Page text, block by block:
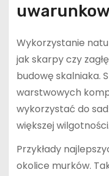
Wykorzystanie
jak skarpy czy
budowę skalniaka.
warstwowych
wykorzystać do
większej wilgotności.
Przykłady
okolice murków.